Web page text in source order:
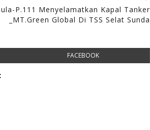
P.111 Menyelamatkan Kapal Tanker
_MT.Green Global Di TSS Selat Sunda
FACEBOOK